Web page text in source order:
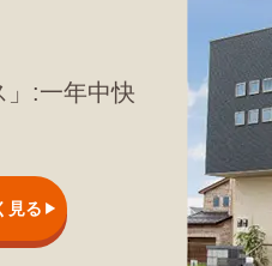
」:一年中快
見る